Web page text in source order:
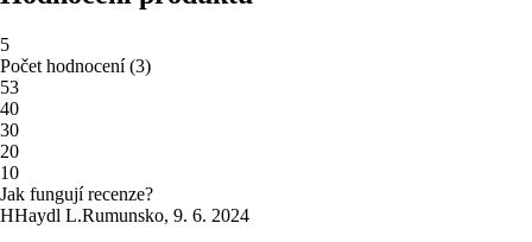
5
Počet hodnocení(3)
53
40
30
20
10
Jak fungují recenze?
HHaydl L.Rumunsko, 9. 6. 2024